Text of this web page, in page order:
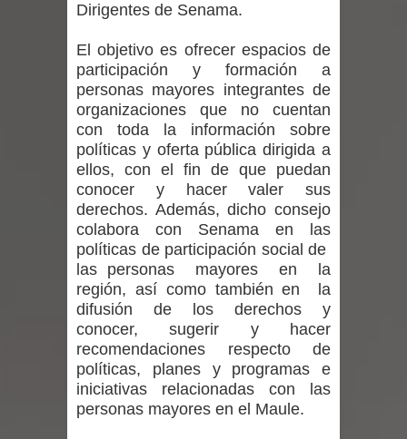
Empedrado desarrolló con éxito el
desafío guerreros 2026
Banda linarense Los Remembers
regresa de Brasil tras impulsar un
intercambio musical y pedagógico
con comunidades escolares
Alta positividad en influenza hace que
expertos reiteren llamado a
vacunarse
Mario Meza endurece críticas contra
ministra de Salud por dejar fuera a
Dirigentes de Senama.
El objetivo es ofrecer espacios de
participación y formación a
personas mayores integrantes de
organizaciones que no cuentan
con toda la información sobre
políticas y oferta pública dirigida a
ellos, con el fin de que puedan
conocer y hacer valer sus
derechos. Además, dicho consejo
colabora con Senama en las
políticas de participación social de
las personas mayores en la
región, así como también en la
difusión de los derechos y
conocer, sugerir y hacer
recomendaciones respecto de
políticas, planes y programas e
iniciativas relacionadas con las
personas mayores en el Maule.